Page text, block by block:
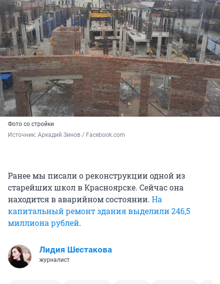
Фото со стройки
Источник: Аркадий Зинов / Facebook.com
Ранее мы писали о реконструкции одной из
старейших школ в Красноярске. Сейчас она
находится в аварийном состоянии. На
капитальный ремонт здания выделили 246,5
миллиона рублей.
Лидия Шестакова
журналист